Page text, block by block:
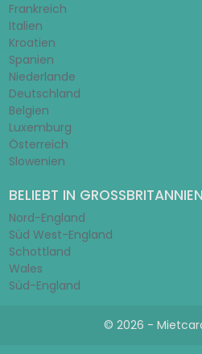
Frankreich
Italien
Kroatien
Spanien
Niederlande
Deutschland
Belgien
Luxemburg
Österreich
Slowenien
BELIEBT IN GROSSBRITANNIEN
Nord-England
Süd West-England
Schottland
Wales
Süd-England
© 2026 -